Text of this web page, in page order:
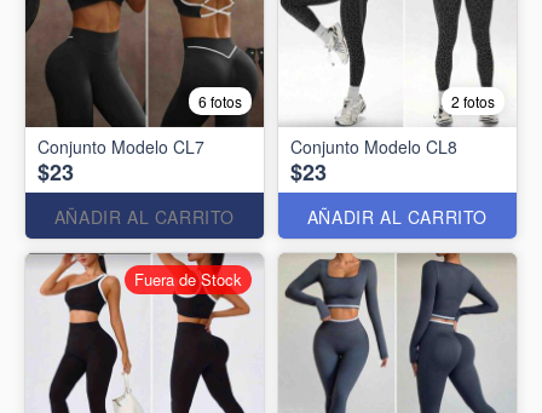
6 fotos
Conjunto Modelo CL7
$23
AÑADIR AL CARRITO
2 fotos
Conjunto Modelo CL8
$23
AÑADIR AL CARRITO
Fuera de Stock